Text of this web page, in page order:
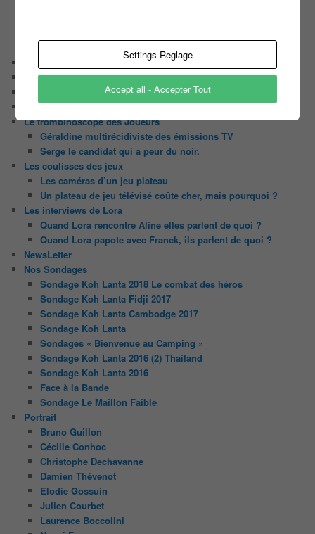
Contact
Le candidat masqué
Le trombinoscope des Joueurs
Géraldine multirécidiviste des émissions TV
Serge le candidat qui a peur du noir.
Les coulisses des jeux
Les caméras d’un jeu plateau
Un plateau de jeu télévisé coûte cher, mais pourquoi ?
Les interviews de Lora
Quand Lora rencontre Aline elles parlent de quoi ?
Quand Lora papote avec Franck, ils parlent de quoi ?
NewsLetter
Nos Sondages
Sondage Koh Lanta 2018 Le combat des héros
Sondage Koh Lanta Fidji 2017
Sondage Koh Lanta Cambodge 2017
Sondage Koh Lanta
Sondages « Bienvenue au Camping »
Sondage Koh Lanta 2016 (2) Thailand
Sondage Koh Lanta 2016
Face à la Bande
Sondage Le Maillon Faible
Portrait
Bruno Guillon
Cécilie Conhoc
Christophe Dechavanne
Damien Thévenot
Elodie Gossuin
Julien Courbet
Laurence Boccolini
Settings Reglage
Accept all - Accepter Tout